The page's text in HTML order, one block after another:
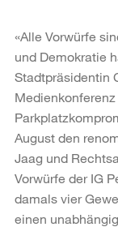
«Alle Vorwürfe
und Demokratie
Stadtpräsidentin
August den
Jaag und
Vorwürfe der IG
damals vier
einen